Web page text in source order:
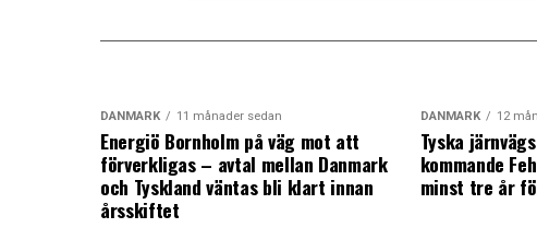
DANMARK 11 månader sedan
Energiö Bornholm på väg mot att
förverkligas – avtal mellan Danmark
och Tyskland väntas bli klart innan
årsskiftet
DANMARK 12
Tyska
kommande
minst tre år